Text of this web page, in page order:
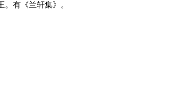
有《兰轩集》。